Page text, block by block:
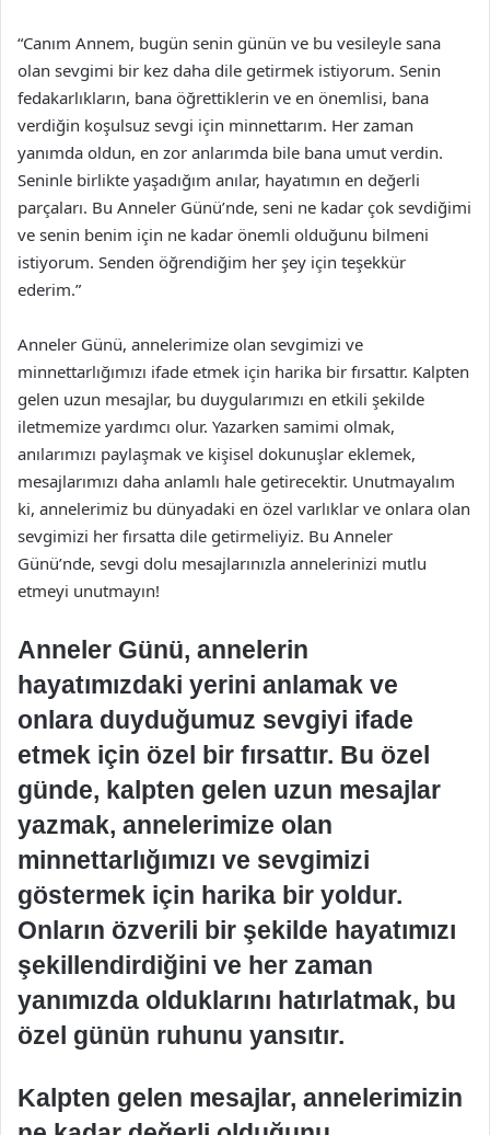
“Canım Annem, bugün senin günün ve bu vesileyle sana
olan sevgimi bir kez daha dile getirmek istiyorum. Senin
fedakarlıkların, bana öğrettiklerin ve en önemlisi, bana
verdiğin koşulsuz sevgi için minnettarım. Her zaman
yanımda oldun, en zor anlarımda bile bana umut verdin.
Seninle birlikte yaşadığım anılar, hayatımın en değerli
parçaları. Bu Anneler Günü’nde, seni ne kadar çok sevdiğimi
ve senin benim için ne kadar önemli olduğunu bilmeni
istiyorum. Senden öğrendiğim her şey için teşekkür
ederim.”
Anneler Günü, annelerimize olan sevgimizi ve
minnettarlığımızı ifade etmek için harika bir fırsattır. Kalpten
gelen uzun mesajlar, bu duygularımızı en etkili şekilde
iletmemize yardımcı olur. Yazarken samimi olmak,
anılarımızı paylaşmak ve kişisel dokunuşlar eklemek,
mesajlarımızı daha anlamlı hale getirecektir. Unutmayalım
ki, annelerimiz bu dünyadaki en özel varlıklar ve onlara olan
sevgimizi her fırsatta dile getirmeliyiz. Bu Anneler
Günü’nde, sevgi dolu mesajlarınızla annelerinizi mutlu
etmeyi unutmayın!
Anneler Günü, annelerin
hayatımızdaki yerini anlamak ve
onlara duyduğumuz sevgiyi ifade
etmek için özel bir fırsattır. Bu özel
günde, kalpten gelen uzun mesajlar
yazmak, annelerimize olan
minnettarlığımızı ve sevgimizi
göstermek için harika bir yoldur.
Onların özverili bir şekilde hayatımızı
şekillendirdiğini ve her zaman
yanımızda olduklarını hatırlatmak, bu
özel günün ruhunu yansıtır.
Kalpten gelen mesajlar, annelerimizin